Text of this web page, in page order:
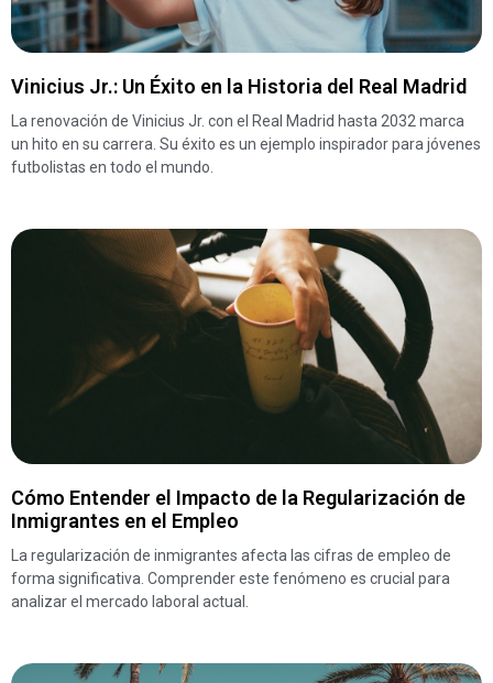
Vinicius Jr.: Un Éxito en la Historia del Real Madrid
La renovación de Vinicius Jr. con el Real Madrid hasta 2032 marca
un hito en su carrera. Su éxito es un ejemplo inspirador para jóvenes
futbolistas en todo el mundo.
Cómo Entender el Impacto de la Regularización de
Inmigrantes en el Empleo
La regularización de inmigrantes afecta las cifras de empleo de
forma significativa. Comprender este fenómeno es crucial para
analizar el mercado laboral actual.